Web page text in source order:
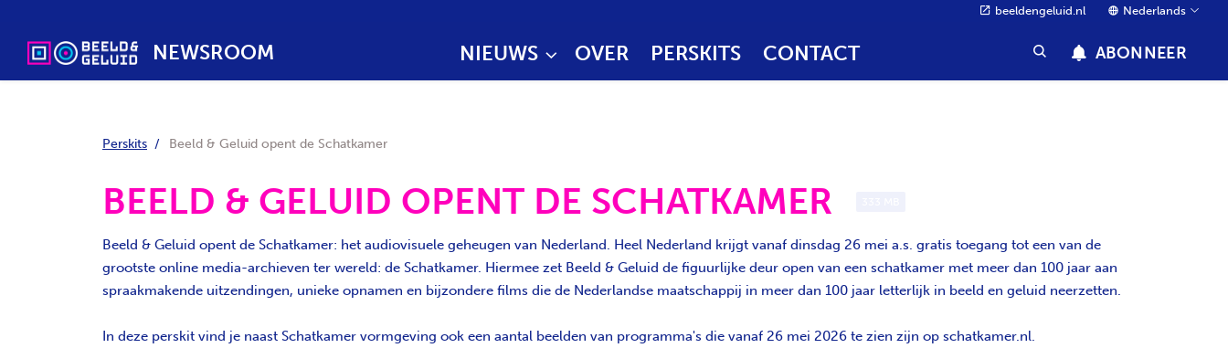
beeldengeluid.nl Nederlands
NEWSROOM NIEUWS OVER PERSKITS CONTACT ABONNEER
Perskits Beeld & Geluid opent de Schatkamer
BEELD & GELUID OPENT DE SCHATKAMER
Beeld & Geluid opent de Schatkamer: het audiovisuele geheugen van Nederland. Heel Nederland krijgt vanaf dinsdag 26 mei a.s. gratis toegang tot een van de
grootste online media-archieven ter wereld: de Schatkamer. Hiermee zet Beeld & Geluid de figuurlijke deur open van een schatkamer met meer dan 100 jaar aan
spraakmakende uitzendingen, unieke opnamen en bijzondere films die de Nederlandse maatschappij in meer dan 100 jaar letterlijk in beeld en geluid neerzetten.
In deze perskit vind je naast Schatkamer vormgeving ook een aantal beelden van programma's die vanaf 26 mei 2026 te zien zijn op schatkamer.nl.